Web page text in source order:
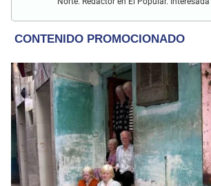
y televisión.